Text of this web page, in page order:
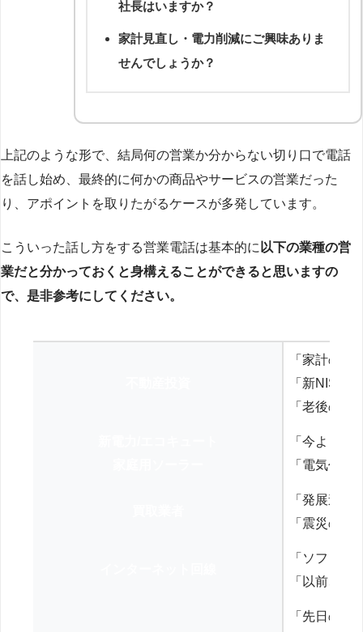
社長はいますか？
家計見直し・電力削減にご興味ありま
せんでしょうか？
上記のような形で、結局何の営業か分からない切り口で電話
を話し始め、最終的に何かの商品やサービスの営業だった
り、アポイントを取りたがるケースが多発しています。
こういった話し方をする営業電話は基本的に 以下の業種の営
業だと分かっておくと身構えることができると思いますの
で、是非参考にしてください。
「家計の見
「新NISA
「老後の
「今より
「電気代を
「発展途
「震災の
「ソフト
「以前、
「先日の